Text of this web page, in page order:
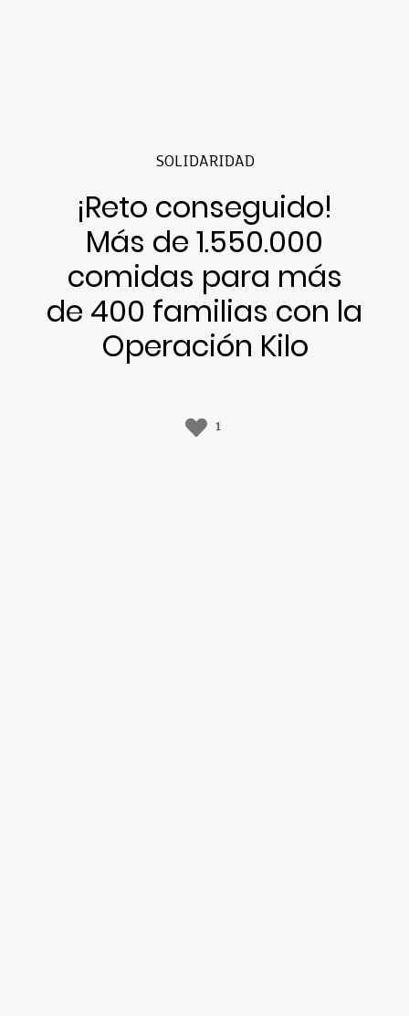
SOLIDARIDAD
¡Reto conseguido!
Más de 1.550.000
comidas para más
de 400 familias con la
Operación Kilo
1